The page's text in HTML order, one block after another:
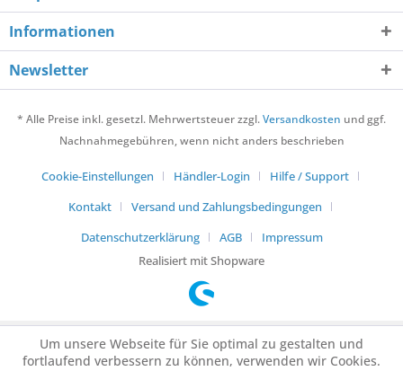
Informationen
Newsletter
* Alle Preise inkl. gesetzl. Mehrwertsteuer zzgl.Versandkosten und ggf.
Nachnahmegebühren, wenn nicht anders beschrieben
Cookie-Einstellungen Händler-Login
Hilfe / Support
Kontakt
Versand und Zahlungsbedingungen
Datenschutzerklärung
AGB
Impressum
Realisiert mit Shopware
Um unsere Webseite für Sie optimal zu gestalten und
fortlaufend verbessern zu können, verwenden wir Cookies.